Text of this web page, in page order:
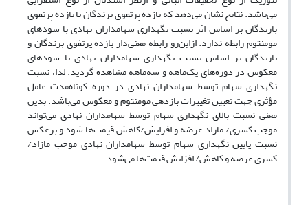
می‌باشد. نتایج نشان می‌دهد که بازده پرتفوی برندگان با بازده پرتفوی
بازندگان بر اساس اثر نسبت نگهداری سهامداران نهادی با سودهای
مومنتوم رابطه ندارد. ازاین‌رو رابطه معنی‌دار بازده پرتفوی برندگان و
بازندگان بر اساس نسبت نگهداری سهامداران نهادی با سودهای
معکوس در دوره‌های یک‌ماهه و سه‌ماهه مشاهده گردید. لذا، نسبت
نگهداری سهام توسط سهامداران نهادی در دوره کوتاه‌مدت عامل
مؤثری جهت تعیین تغییرات بازدهی مومنتوم و معکوس می‌باشد. بدین
معنی نسبت بالای نگهداری سهام توسط سهامداران نهادی می‌تواند
موجب کسری/ مازاد عرضه و افزایش/کاهش قیمت‌ها شود و برعکس
نسبت پایین نگهداری سهام توسط سهامداران نهادی موجب مازاد/
کسری عرضه و کاهش/ افزایش قیمت‌ها می‌شود.